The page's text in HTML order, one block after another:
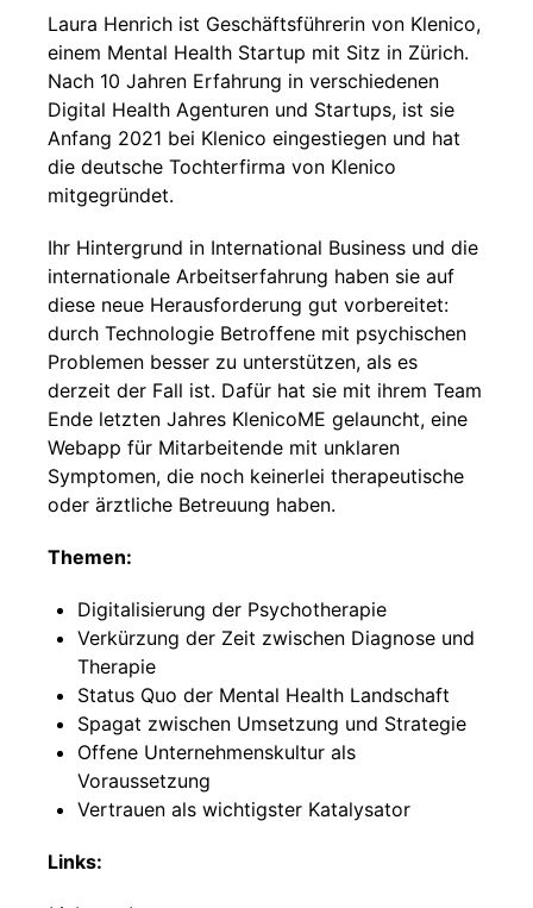
Laura Henrich ist Geschäftsführerin von Klenico,
einem Mental Health Startup mit Sitz in Zürich.
Nach 10 Jahren Erfahrung in verschiedenen
Digital Health Agenturen und Startups, ist sie
Anfang 2021 bei Klenico eingestiegen und hat
die deutsche Tochterfirma von Klenico
mitgegründet.
Ihr Hintergrund in International Business und die
internationale Arbeitserfahrung haben sie auf
diese neue Herausforderung gut vorbereitet:
durch Technologie Betroffene mit psychischen
Problemen besser zu unterstützen, als es
derzeit der Fall ist. Dafür hat sie mit ihrem Team
Ende letzten Jahres KlenicoME gelauncht, eine
Webapp für Mitarbeitende mit unklaren
Symptomen, die noch keinerlei therapeutische
oder ärztliche Betreuung haben.
Themen:
Digitalisierung der Psychotherapie
Verkürzung der Zeit zwischen Diagnose und
Therapie
Status Quo der Mental Health Landschaft
Spagat zwischen Umsetzung und Strategie
Offene Unternehmenskultur als
Voraussetzung
Vertrauen als wichtigster Katalysator
Links: